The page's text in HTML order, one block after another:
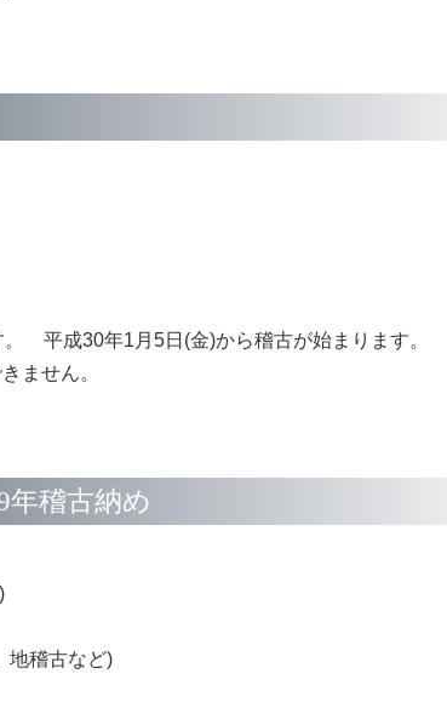
平成30年1月5日(金)から稽古が始まります。
ません。
年稽古納め
地稽古など)